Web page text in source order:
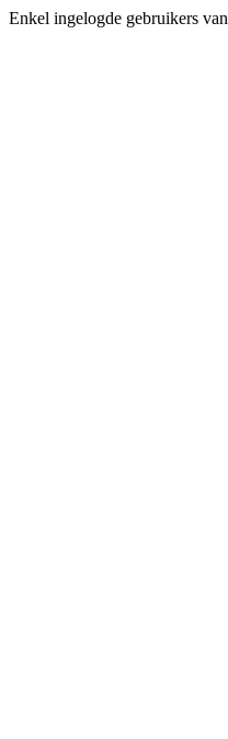
Enkel ingelogde gebruikers van